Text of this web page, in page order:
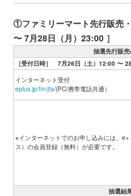
①ファミリーマート先行販売
〜 7月28日（月）23:00 ］
抽選先行販
［受付日時］ 7月26日（土）12:00 〜
インターネット受付
eplus.jp/fm-jfa/(PC/携帯電話共通）
※インターネットでのお申し込みには、e+
ス）の会員登録（無料）が必要です。
抽選結